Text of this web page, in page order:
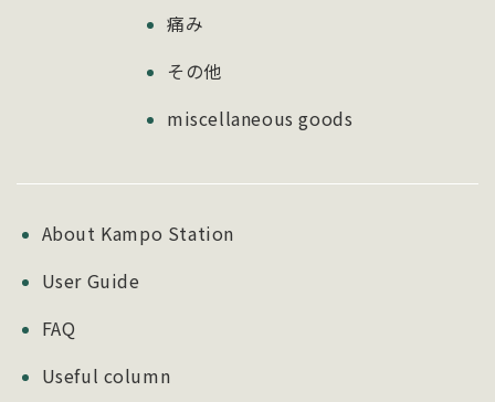
痛み
その他
miscellaneous goods
About Kampo Station
User Guide
FAQ
Useful column